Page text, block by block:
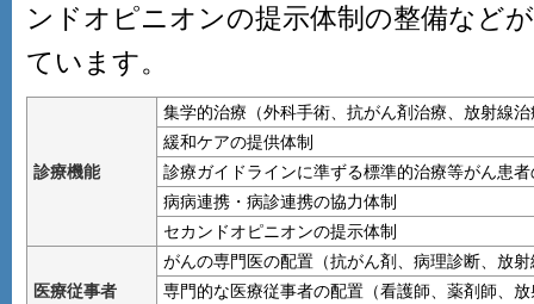
ンドオピニオンの提示体制の整備など
ています。
診療機能
集学的治療（外科手術、抗がん剤治療、放射線
緩和ケアの提供体制
診療ガイドラインに準ずる標準的治療等がん患
病病連携・病診連携の協力体制
セカンドオピニオンの提示体制
医療従事者
がんの専門医の配置（抗がん剤、病理診断、放射
専門的な医療従事者の配置（看護師、薬剤師、